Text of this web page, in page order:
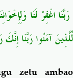
رَبَّنَا اغْفِرْ لَنَا
لِّلَّذِينَ آمَنُوا رَبَّنَا
zetu ambao